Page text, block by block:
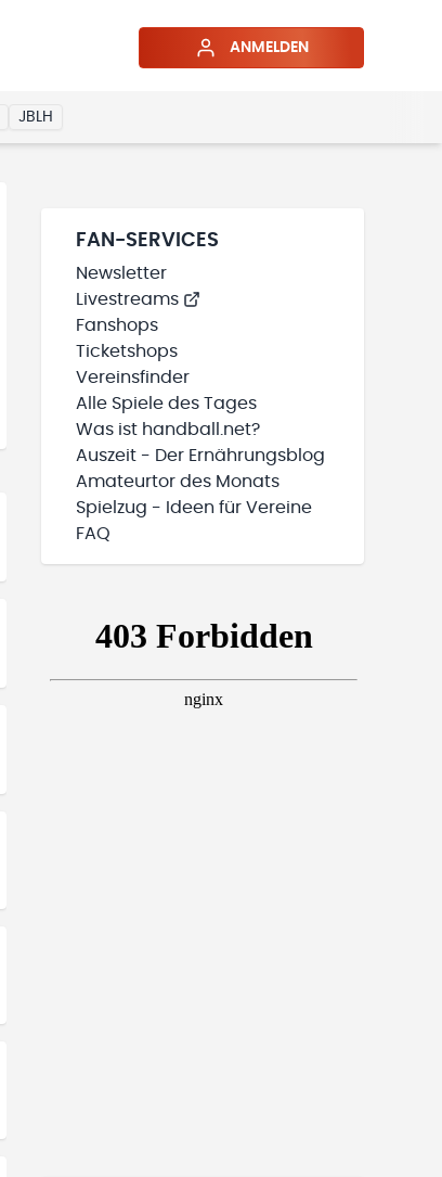
ANMELDEN
JBLH
FAN-SERVICES
Newsletter
Livestreams
Fanshops
Ticketshops
Vereinsfinder
Alle Spiele des Tages
Was ist handball.net?
Auszeit - Der Ernährungsblog
Amateurtor des Monats
Spielzug - Ideen für Vereine
FAQ